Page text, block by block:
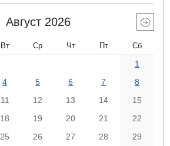
Август 2026
Вт Ср Чт Пт Сб
1
4 5 6 7
8
11 12 13 14
15
18 19 20 21
22
25 26 27 28
29